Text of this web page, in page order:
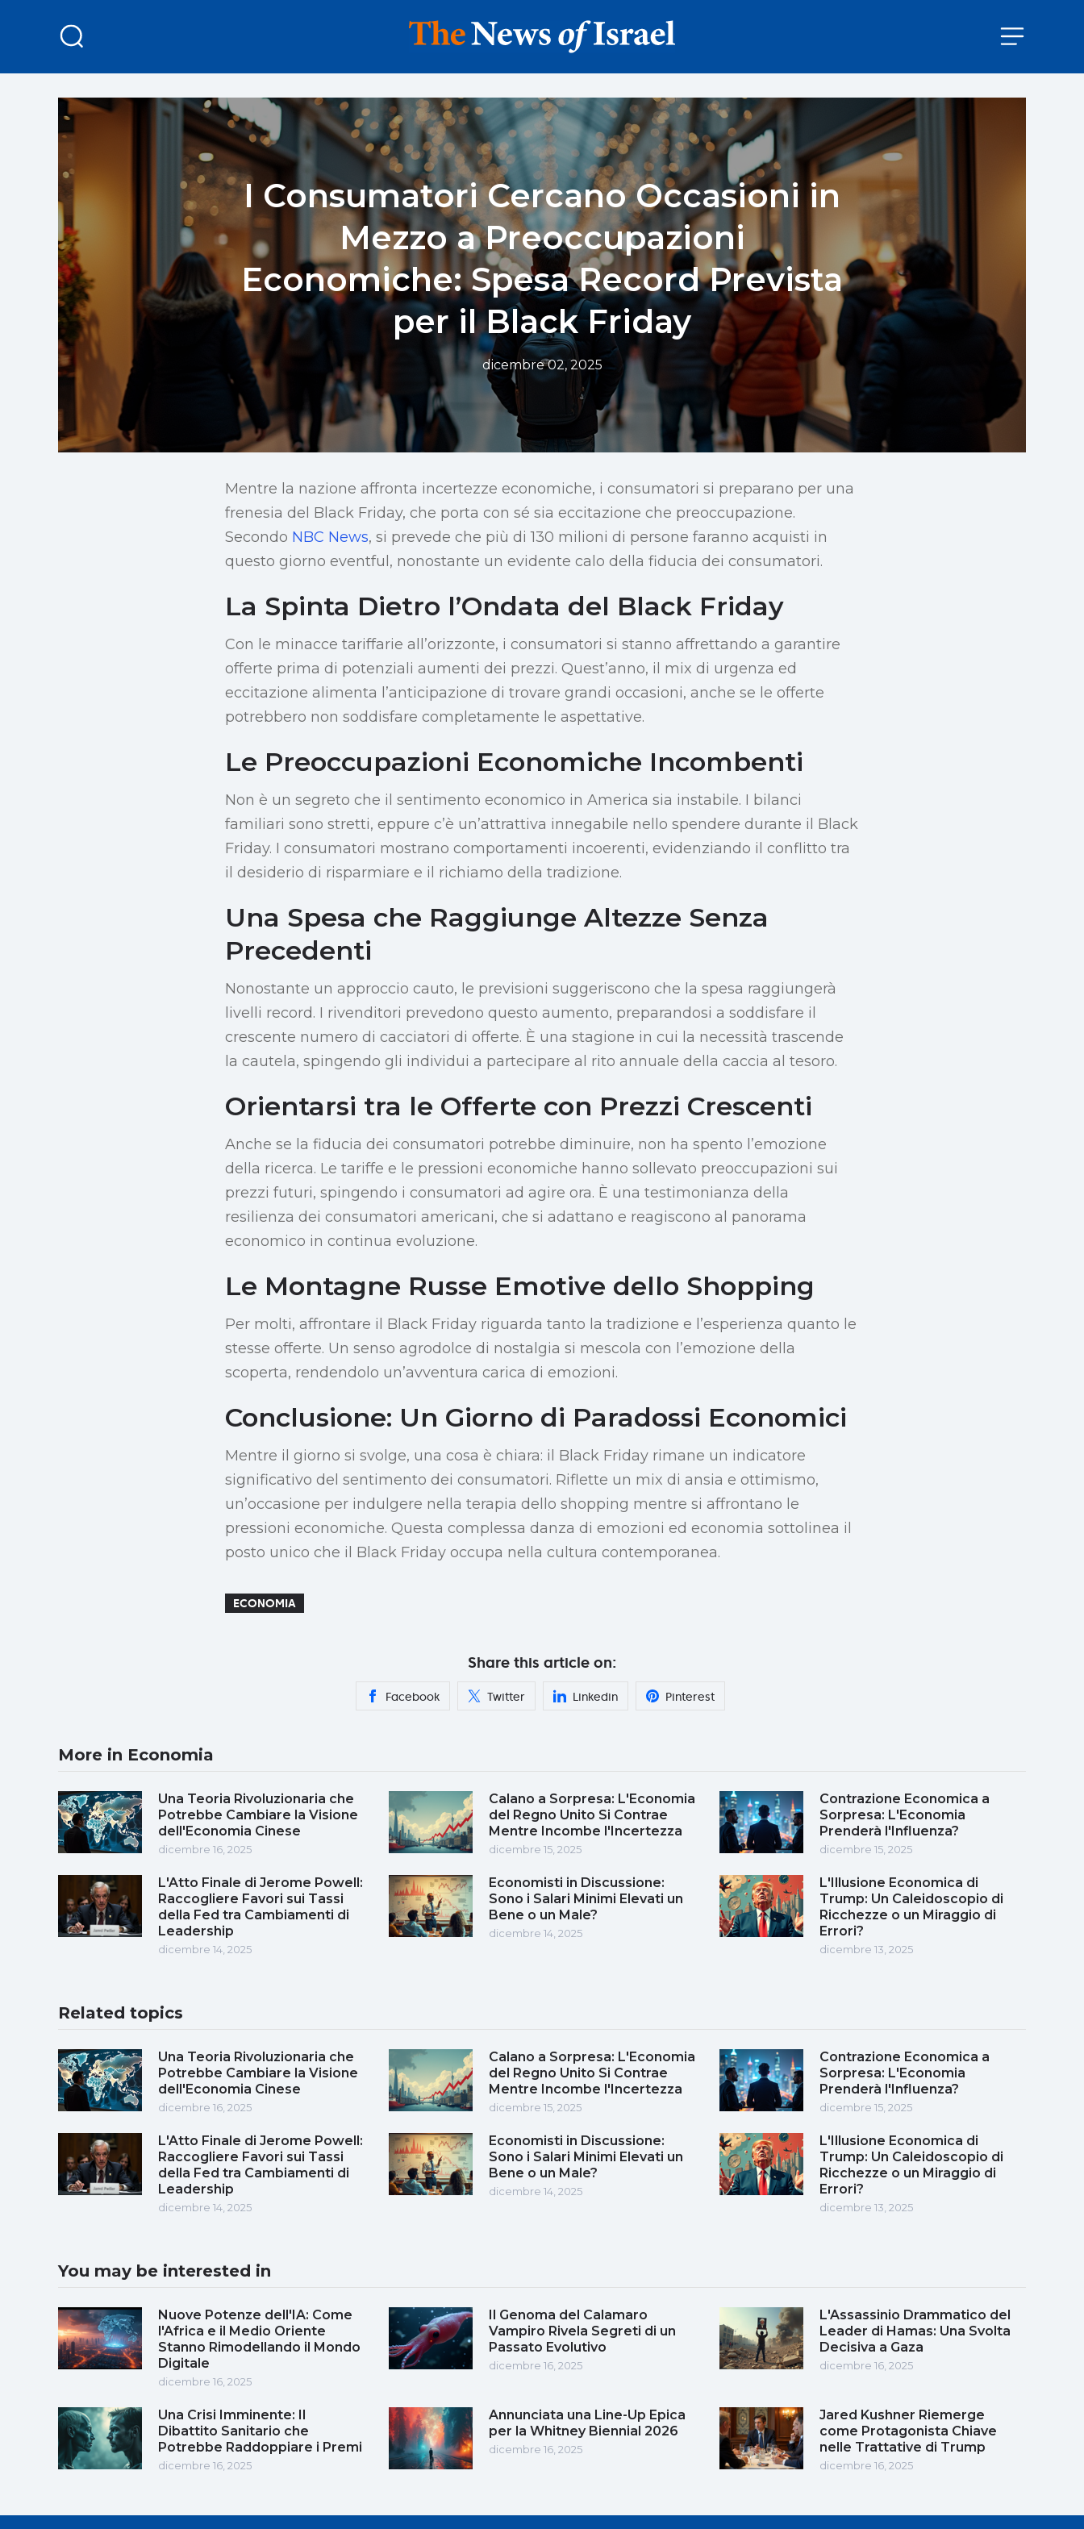
I Consumatori Cercano Occasioni in
Mezzo a Preoccupazioni
Economiche: Spesa Record Prevista
per il Black Friday
dicembre 02, 2025
Mentre la nazione affronta incertezze economiche, i consumatori si preparano per una
frenesia del Black Friday, che porta con sé sia eccitazione che preoccupazione.
Secondo NBC News, si prevede che più di 130 milioni di persone faranno acquisti in
questo giorno eventful, nonostante un evidente calo della fiducia dei consumatori.
La Spinta Dietro l’Ondata del Black Friday
Con le minacce tariffarie all’orizzonte, i consumatori si stanno affrettando a garantire
offerte prima di potenziali aumenti dei prezzi. Quest’anno, il mix di urgenza ed
eccitazione alimenta l’anticipazione di trovare grandi occasioni, anche se le offerte
potrebbero non soddisfare completamente le aspettative.
Le Preoccupazioni Economiche Incombenti
Non è un segreto che il sentimento economico in America sia instabile. I bilanci
familiari sono stretti, eppure c’è un’attrattiva innegabile nello spendere durante il Black
Friday. I consumatori mostrano comportamenti incoerenti, evidenziando il conflitto tra
il desiderio di risparmiare e il richiamo della tradizione.
Una Spesa che Raggiunge Altezze Senza
Precedenti
Nonostante un approccio cauto, le previsioni suggeriscono che la spesa raggiungerà
livelli record. I rivenditori prevedono questo aumento, preparandosi a soddisfare il
crescente numero di cacciatori di offerte. È una stagione in cui la necessità trascende
la cautela, spingendo gli individui a partecipare al rito annuale della caccia al tesoro.
Orientarsi tra le Offerte con Prezzi Crescenti
Anche se la fiducia dei consumatori potrebbe diminuire, non ha spento l’emozione
della ricerca. Le tariffe e le pressioni economiche hanno sollevato preoccupazioni sui
prezzi futuri, spingendo i consumatori ad agire ora. È una testimonianza della
resilienza dei consumatori americani, che si adattano e reagiscono al panorama
economico in continua evoluzione.
Le Montagne Russe Emotive dello Shopping
Per molti, affrontare il Black Friday riguarda tanto la tradizione e l’esperienza quanto le
stesse offerte. Un senso agrodolce di nostalgia si mescola con l’emozione della
scoperta, rendendolo un’avventura carica di emozioni.
Conclusione: Un Giorno di Paradossi Economici
Mentre il giorno si svolge, una cosa è chiara: il Black Friday rimane un indicatore
significativo del sentimento dei consumatori. Riflette un mix di ansia e ottimismo,
un’occasione per indulgere nella terapia dello shopping mentre si affrontano le
pressioni economiche. Questa complessa danza di emozioni ed economia sottolinea il
posto unico che il Black Friday occupa nella cultura contemporanea.
ECONOMIA
Share this article on:
Facebook Twitter Linkedin Pinterest
More in Economia
Una Teoria Rivoluzionaria che
Potrebbe Cambiare la Visione
dell'Economia Cinese
dicembre 16, 2025
Calano a Sorpresa: L'Economia
del Regno Unito Si Contrae
Mentre Incombe l'Incertezza
dicembre 15, 2025
Contrazione Economica a
Sorpresa: L'Economia
Prenderà l'Influenza?
dicembre 15, 2025
L'Atto Finale di Jerome Powell:
Raccogliere Favori sui Tassi
della Fed tra Cambiamenti di
Leadership
dicembre 14, 2025
Economisti in Discussione:
Sono i Salari Minimi Elevati un
Bene o un Male?
dicembre 14, 2025
L'Illusione Economica di
Trump: Un Caleidoscopio di
Ricchezze o un Miraggio di
Errori?
dicembre 13, 2025
Related topics
Una Teoria Rivoluzionaria che
Potrebbe Cambiare la Visione
dell'Economia Cinese
dicembre 16, 2025
Calano a Sorpresa: L'Economia
del Regno Unito Si Contrae
Mentre Incombe l'Incertezza
dicembre 15, 2025
Contrazione Economica a
Sorpresa: L'Economia
Prenderà l'Influenza?
dicembre 15, 2025
L'Atto Finale di Jerome Powell:
Raccogliere Favori sui Tassi
della Fed tra Cambiamenti di
Leadership
dicembre 14, 2025
Economisti in Discussione:
Sono i Salari Minimi Elevati un
Bene o un Male?
dicembre 14, 2025
L'Illusione Economica di
Trump: Un Caleidoscopio di
Ricchezze o un Miraggio di
Errori?
dicembre 13, 2025
You may be interested in
Nuove Potenze dell'IA: Come
l'Africa e il Medio Oriente
Stanno Rimodellando il Mondo
Digitale
dicembre 16, 2025
Il Genoma del Calamaro
Vampiro Rivela Segreti di un
Passato Evolutivo
dicembre 16, 2025
L'Assassinio Drammatico del
Leader di Hamas: Una Svolta
Decisiva a Gaza
dicembre 16, 2025
Una Crisi Imminente: Il
Dibattito Sanitario che
Potrebbe Raddoppiare i Premi
dicembre 16, 2025
Annunciata una Line-Up Epica
per la Whitney Biennial 2026
dicembre 16, 2025
Jared Kushner Riemerge
come Protagonista Chiave
nelle Trattative di Trump
dicembre 16, 2025